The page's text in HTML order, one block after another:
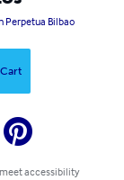
Perpetua Bilbao
accessibility